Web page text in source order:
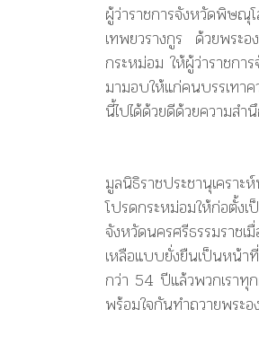
ผู้ว่าราชการจังหวัดพิษณุ
เทพยวรางกูร ด้วยพระอ
กระหม่อม ให้ผู้ว่าราชกา
มามอบให้แก่คนบรรเทา
นี้ไปได้ด้วยดีด้วยความส
มูลนิธิราชประชานุเครา
โปรดกระหม่อมให้ก่อตั้ง
จังหวัดนครศรีธรรมราช
เหลือแบบยั่งยืนเป็นหน้า
กว่า 54 ปีแล้วพวกเราทุ
พร้อมใจกันทำถวายพระ